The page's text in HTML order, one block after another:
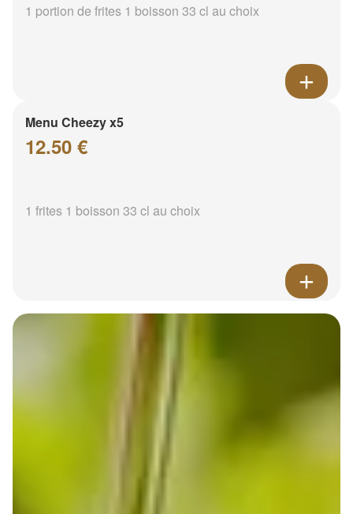
1 portion de frites 1 boisson 33 cl au choix
Menu Cheezy x5
12.50 €
1 frites 1 boisson 33 cl au choix